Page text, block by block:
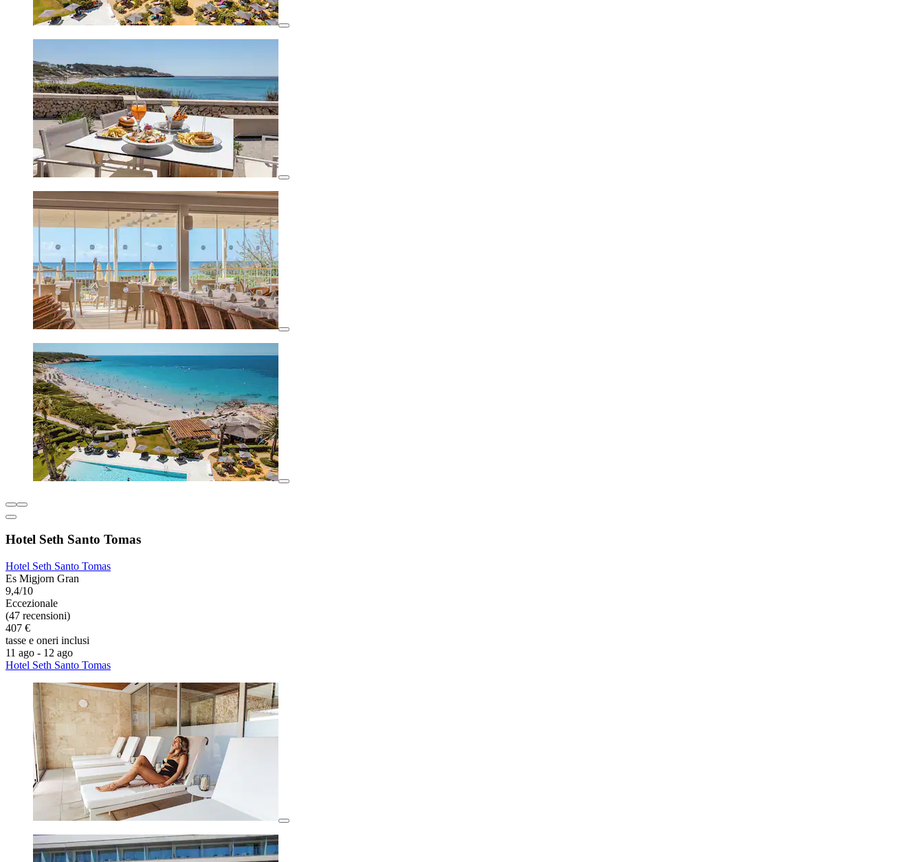
Hotel Seth Santo Tomas
Hotel Seth Santo Tomas
Es Migjorn Gran
9,4/10
Eccezionale
(47 recensioni)
407 €
tasse e oneri inclusi
11 ago - 12 ago
Hotel Seth Santo Tomas